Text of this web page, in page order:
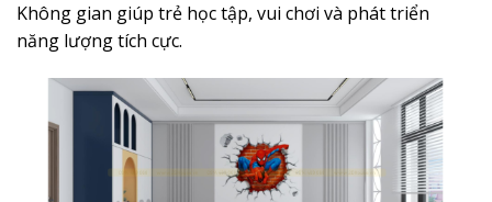
Không gian giúp trẻ học tập, vui chơi và phát triển
năng lượng tích cực.